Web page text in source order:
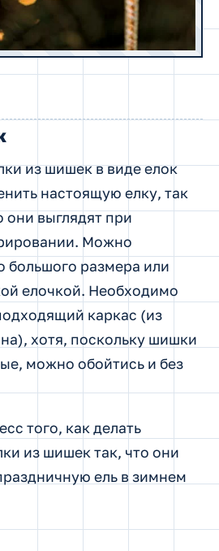
из шишек в виде елок
настоящую елку, так
выглядят при
Можно
большого размера или
елочкой. Необходимо
каркас (из
хотя, поскольку шишки
можно обойтись и без
того, как делать
из шишек так, что они
ель в зимнем